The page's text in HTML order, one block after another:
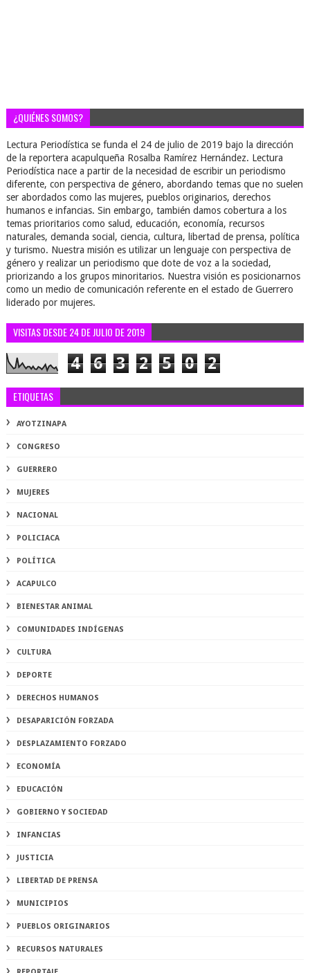
¿QUIÉNES SOMOS?
Lectura Periodística se funda el 24 de julio de 2019 bajo la dirección
de la reportera acapulqueña Rosalba Ramírez Hernández. Lectura
Periodística nace a partir de la necesidad de escribir un periodismo
diferente, con perspectiva de género, abordando temas que no suelen
ser abordados como las mujeres, pueblos originarios, derechos
humanos e infancias. Sin embargo, también damos cobertura a los
temas prioritarios como salud, educación, economía, recursos
naturales, demanda social, ciencia, cultura, libertad de prensa, política
y turismo. Nuestra misión es utilizar un lenguaje con perspectiva de
género y realizar un periodismo que dote de voz a la sociedad,
priorizando a los grupos minoritarios. Nuestra visión es posicionarnos
como un medio de comunicación referente en el estado de Guerrero
liderado por mujeres.
VISITAS DESDE 24 DE JULIO DE 2019
4 6 3 2 5 0 2
ETIQUETAS
AYOTZINAPA
CONGRESO
GUERRERO
MUJERES
NACIONAL
POLICIACA
POLÍTICA
ACAPULCO
BIENESTAR ANIMAL
COMUNIDADES INDÍGENAS
CULTURA
DEPORTE
DERECHOS HUMANOS
DESAPARICIÓN FORZADA
DESPLAZAMIENTO FORZADO
ECONOMÍA
EDUCACIÓN
GOBIERNO Y SOCIEDAD
INFANCIAS
JUSTICIA
LIBERTAD DE PRENSA
MUNICIPIOS
PUEBLOS ORIGINARIOS
RECURSOS NATURALES